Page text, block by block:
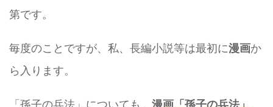
第です。
毎度のことですが、私、長編小説等は最初に漫画か
ら入ります。
「孫子の兵法」についても、 漫画「孫子の兵法」